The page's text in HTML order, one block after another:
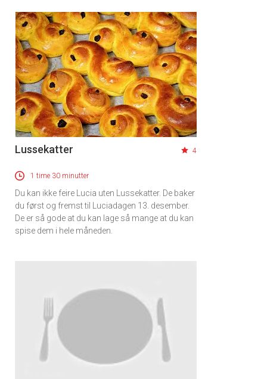
Lussekatter 4
1 time 30 minutter
Du kan ikke feire Lucia uten Lussekatter. De baker
du først og fremst til Luciadagen 13. desember.
De er så gode at du kan lage så mange at du kan
spise dem i hele måneden.